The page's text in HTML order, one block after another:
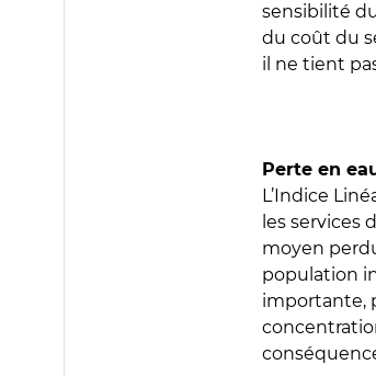
sensibilité
du coût du
il ne tient
Perte en
L’Indice
les services
moyen
population
importante,